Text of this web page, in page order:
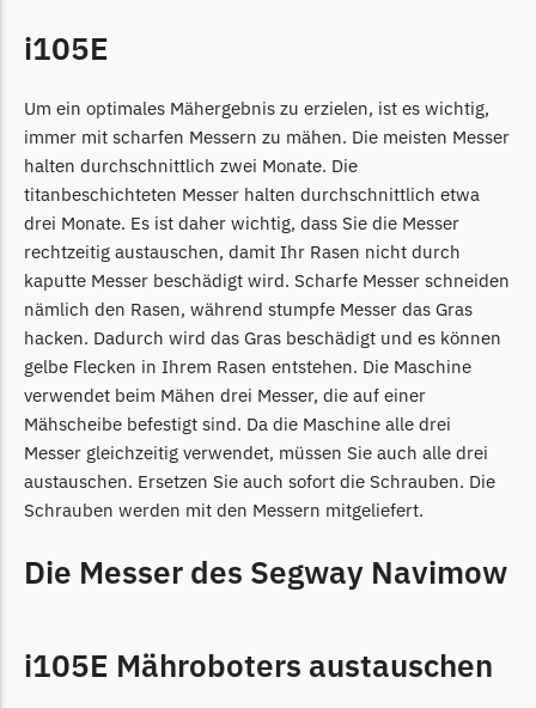
i105E
Um ein optimales Mähergebnis zu erzielen, ist es wichtig,
immer mit scharfen Messern zu mähen. Die meisten Messer
halten durchschnittlich zwei Monate. Die
titanbeschichteten Messer halten durchschnittlich etwa
drei Monate. Es ist daher wichtig, dass Sie die Messer
rechtzeitig austauschen, damit Ihr Rasen nicht durch
kaputte Messer beschädigt wird. Scharfe Messer schneiden
nämlich den Rasen, während stumpfe Messer das Gras
hacken. Dadurch wird das Gras beschädigt und es können
gelbe Flecken in Ihrem Rasen entstehen. Die Maschine
verwendet beim Mähen drei Messer, die auf einer
Mähscheibe befestigt sind. Da die Maschine alle drei
Messer gleichzeitig verwendet, müssen Sie auch alle drei
austauschen. Ersetzen Sie auch sofort die Schrauben. Die
Schrauben werden mit den Messern mitgeliefert.
Die Messer des Segway Navimow
i105E Mähroboters austauschen